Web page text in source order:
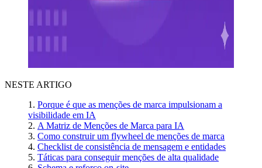
NESTE ARTIGO
Porque é que as menções de marca impulsionam a
visibilidade em IA
A Matriz de Menções de Marca para IA
Como construir um flywheel de menções de marca
Checklist de consistência de mensagem e entidades
Táticas para conseguir menções de alta qualidade